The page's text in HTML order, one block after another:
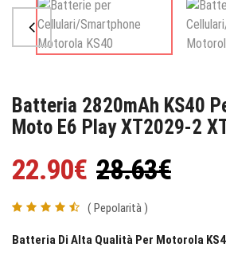
Batteria 2820mAh KS40
Moto E6 Play XT2029-2
22.90€ 28.63€
( Pepolarità )
Batteria Di Alta Qualità Per Motorola